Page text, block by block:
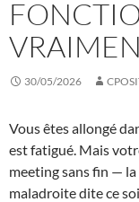
30/05/2026
Vous êtes allongé
est fatigué. Mais
meeting sans fin —
maladroite dite ce